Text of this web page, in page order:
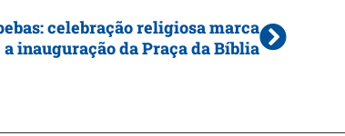
celebração religiosa marca
a inauguração da Praça da Bíblia